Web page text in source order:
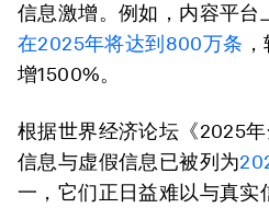
信息激增。例如，内容平台
在2025年将达到800万条
增1500%。
根据世界经济论坛《2025
信息与虚假信息已被列为
一，它们正日益难以与真实